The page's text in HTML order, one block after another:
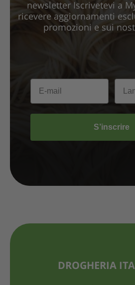
newsletter Iscrivetevi a
ricevere aggiornamenti
promozioni e sui
S’inscrire
DROGHERIA